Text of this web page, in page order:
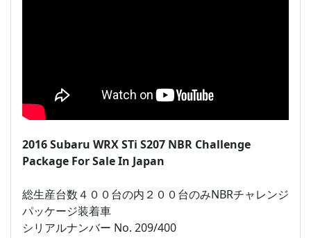
2016 Subaru WRX STi S207 NBR Challenge
Package For Sale In Japan
総生産台数４００台の内２００台のみNBRチャレンジ
パッケージ装着車
シリアルナンバー No. 209/400